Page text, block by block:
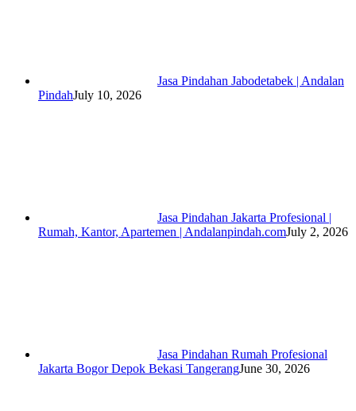
Jasa Pindahan Jabodetabek | Andalan
PindahJuly 10, 2026
Jasa Pindahan Jakarta Profesional |
Rumah, Kantor, Apartemen | Andalanpindah.comJuly 2, 2026
Jasa Pindahan Rumah Profesional
Jakarta Bogor Depok Bekasi TangerangJune 30, 2026